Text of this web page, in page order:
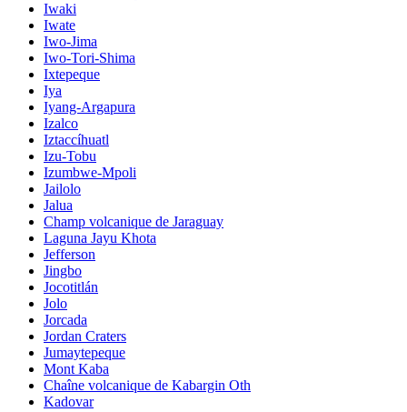
Iwaki
Iwate
Iwo-Jima
Iwo-Tori-Shima
Ixtepeque
Iya
Iyang-Argapura
Izalco
Iztaccíhuatl
Izu-Tobu
Izumbwe-Mpoli
Jailolo
Jalua
Champ volcanique de Jaraguay
Laguna Jayu Khota
Jefferson
Jingbo
Jocotitlán
Jolo
Jorcada
Jordan Craters
Jumaytepeque
Mont Kaba
Chaîne volcanique de Kabargin Oth
Kadovar